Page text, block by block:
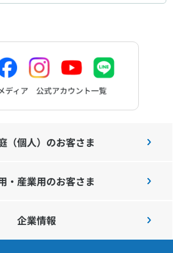
（個人）のお客さま
・産業用のお客さま
企業情報